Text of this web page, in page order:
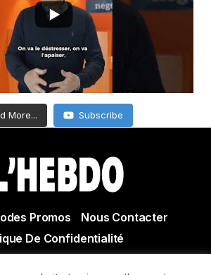
More... Subscribe
Promos
Nous Contacter
De Confidentialité